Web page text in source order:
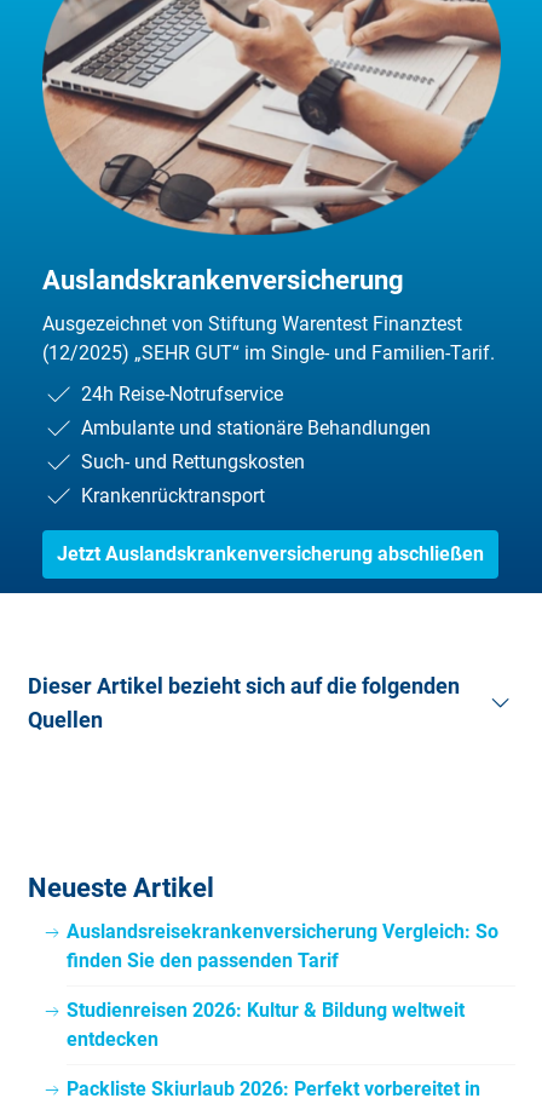
Auslandskrankenversicherung
Ausgezeichnet von Stiftung Warentest Finanztest
(12/2025) „SEHR GUT“ im Single- und Familien-Tarif.
24h Reise-Notrufservice
Ambulante und stationäre Behandlungen
Such- und Rettungskosten
Krankenrücktransport
Jetzt Auslandskrankenversicherung abschließen
Dieser Artikel bezieht sich auf die folgenden
Quellen
Alle Angaben ohne Gewähr.
Neueste Artikel
Auslandsreisekrankenversicherung Vergleich: So
finden Sie den passenden Tarif
Studienreisen 2026: Kultur & Bildung weltweit
entdecken
Packliste Skiurlaub 2026: Perfekt vorbereitet in